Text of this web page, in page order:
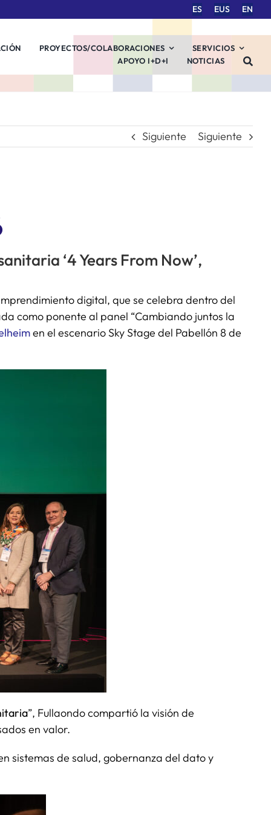
ES EUS EN
PROYECTOS/COLABORACIONES
SERVICIOS
APOYO I+D+I
NOTICIAS
Siguiente Siguiente
‘4 Years From Now’,
digital, que se celebra dentro del
como ponente al panel “Cambiando juntos la
en el escenario Sky Stage del Pabellón 8 de
”, Fullaondo compartió la visión de
en valor.
sistemas de salud, gobernanza del dato y